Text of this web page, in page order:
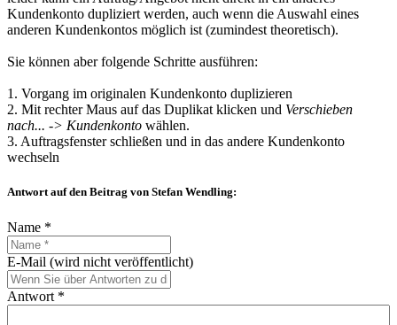
Kundenkonto dupliziert werden, auch wenn die Auswahl eines
anderen Kundenkontos möglich ist (zumindest theoretisch).
Sie können aber folgende Schritte ausführen:
1. Vorgang im originalen Kundenkonto duplizieren
2. Mit rechter Maus auf das Duplikat klicken und Verschieben
nach... -> Kundenkonto wählen.
3. Auftragsfenster schließen und in das andere Kundenkonto
wechseln
Antwort auf den Beitrag von Stefan Wendling:
Name *
E-Mail (wird nicht veröffentlicht)
Antwort *